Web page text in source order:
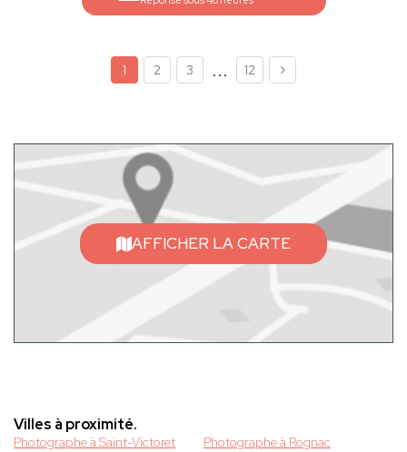
1 2 3 ... 12
AFFICHER LA CARTE
Villes à proximité.
Photographe à Saint-Victoret
Photographe à Rognac